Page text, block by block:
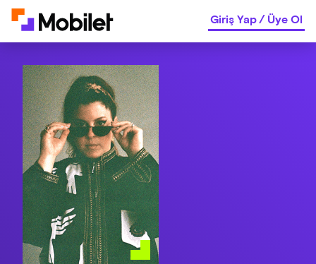
Giriş Yap/Üye Ol